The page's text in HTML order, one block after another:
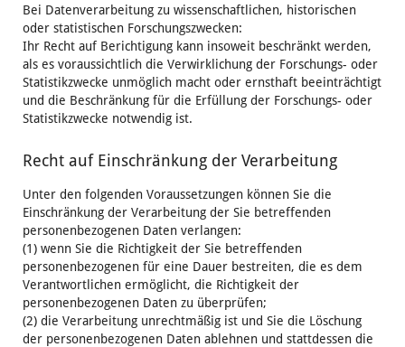
Bei Datenverarbeitung zu wissenschaftlichen, historischen
oder statistischen Forschungszwecken:
Ihr Recht auf Berichtigung kann insoweit beschränkt werden,
als es voraussichtlich die Verwirklichung der Forschungs- oder
Statistikzwecke unmöglich macht oder ernsthaft beeinträchtigt
und die Beschränkung für die Erfüllung der Forschungs- oder
Statistikzwecke notwendig ist.
Recht auf Einschränkung der Verarbeitung
Unter den folgenden Voraussetzungen können Sie die
Einschränkung der Verarbeitung der Sie betreffenden
personenbezogenen Daten verlangen:
(1) wenn Sie die Richtigkeit der Sie betreffenden
personenbezogenen für eine Dauer bestreiten, die es dem
Verantwortlichen ermöglicht, die Richtigkeit der
personenbezogenen Daten zu überprüfen;
(2) die Verarbeitung unrechtmäßig ist und Sie die Löschung
der personenbezogenen Daten ablehnen und stattdessen die